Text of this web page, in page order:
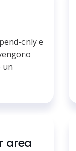
only e
un
area